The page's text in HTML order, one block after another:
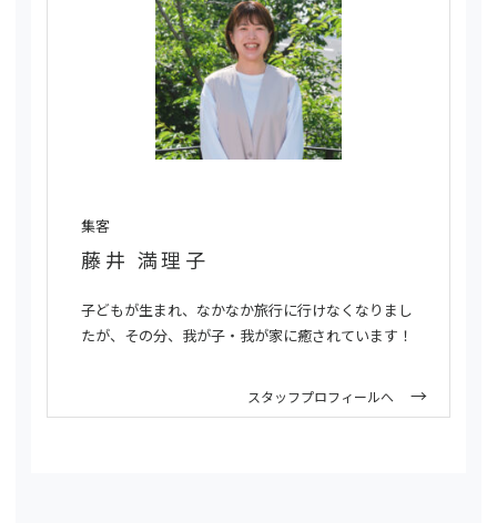
集客
藤井 満理子
子どもが生まれ、なかなか旅行に行けなくなりまし
たが、その分、我が子・我が家に癒されています！
スタッフプロフィールへ